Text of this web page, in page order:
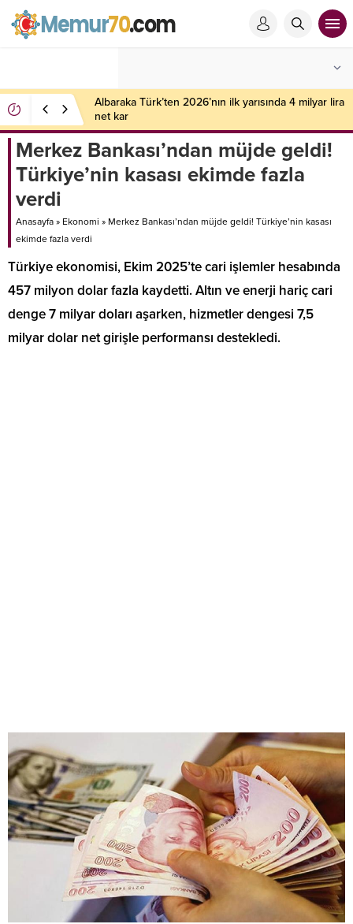
Albaraka Türk’ten 2026’nın ilk yarısında 4 milyar lira
net kar
Merkez Bankası’ndan müjde geldi!
Türkiye’nin kasası ekimde fazla
verdi
Anasayfa » Ekonomi » Merkez Bankası’ndan müjde geldi! Türkiye’nin kasası
ekimde fazla verdi
Türkiye ekonomisi, Ekim 2025’te cari işlemler hesabında
457 milyon dolar fazla kaydetti. Altın ve enerji hariç cari
denge 7 milyar doları aşarken, hizmetler dengesi 7,5
milyar dolar net girişle performansı destekledi.